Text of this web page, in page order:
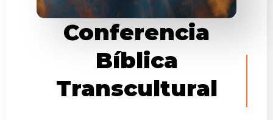
Conferencia
Bíblica
Transcultural